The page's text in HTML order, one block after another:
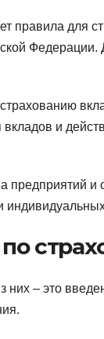
правила для
Федерации.
и
предприятий и
– это